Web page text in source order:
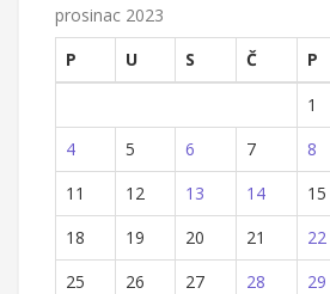
prosinac 2023
P
U S Č P
1
4
5 6 7 8
11
12 13 14 15
18
19 20 21 22
25
26 27 28 29